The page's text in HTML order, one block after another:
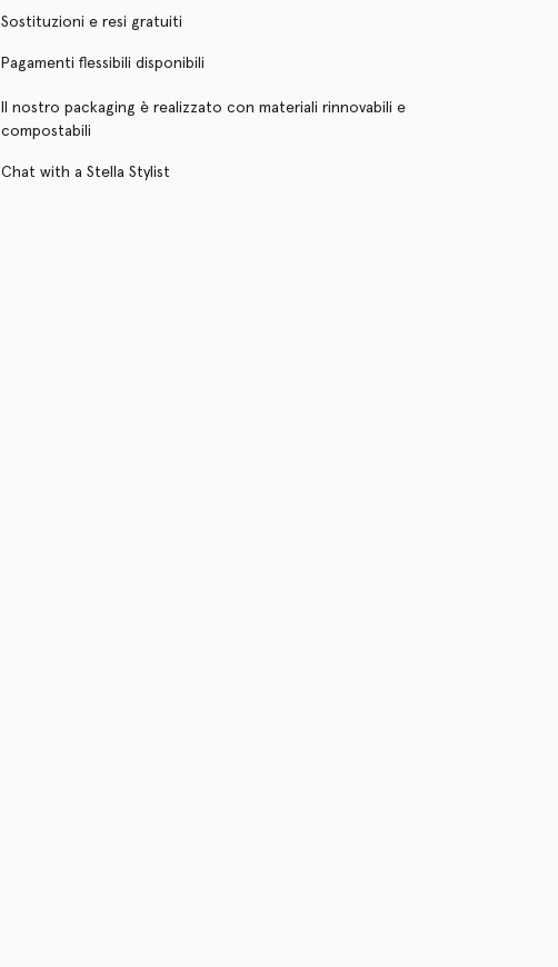
Sostituzioni e resi gratuiti
Pagamenti flessibili disponibili
Il nostro packaging è realizzato con materiali rinnovabili e
compostabili
Chat with a Stella Stylist